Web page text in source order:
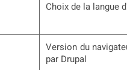
Choix de la langue
Version du
par Drupal